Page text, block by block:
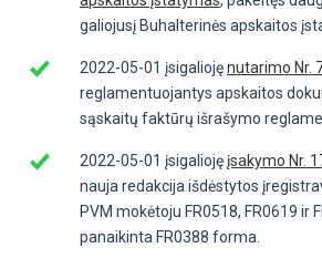
galiojusį Buhalterinės apskaitos
2022-05-01 įsigaliojęnutarimo Nr.
reglamentuojantys apskaitos
sąskaitų faktūrų išrašymo
2022-05-01 įsigalioję įsakymo Nr.
nauja redakcija išdėstytos
PVM mokėtoju FR0518, FR0619 ir
panaikinta FR0388 forma.